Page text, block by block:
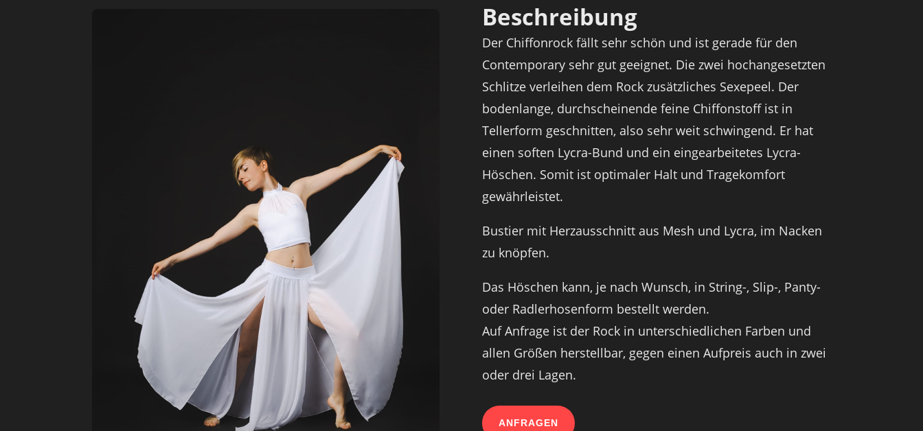
Beschreibung
Der Chiffonrock fällt sehr schön und ist gerade für den
Contemporary sehr gut geeignet. Die zwei hochangesetzten
Schlitze verleihen dem Rock zusätzliches Sexepeel. Der
bodenlange, durchscheinende feine Chiffonstoff ist in
Tellerform geschnitten, also sehr weit schwingend. Er hat
einen soften Lycra-Bund und ein eingearbeitetes Lycra-
Höschen. Somit ist optimaler Halt und Tragekomfort
gewährleistet.
Bustier mit Herzausschnitt aus Mesh und Lycra, im Nacken
zu knöpfen.
Das Höschen kann, je nach Wunsch, in String-, Slip-, Panty-
oder Radlerhosenform bestellt werden.
Auf Anfrage ist der Rock in unterschiedlichen Farben und
allen Größen herstellbar, gegen einen Aufpreis auch in zwei
oder drei Lagen.
ANFRAGEN